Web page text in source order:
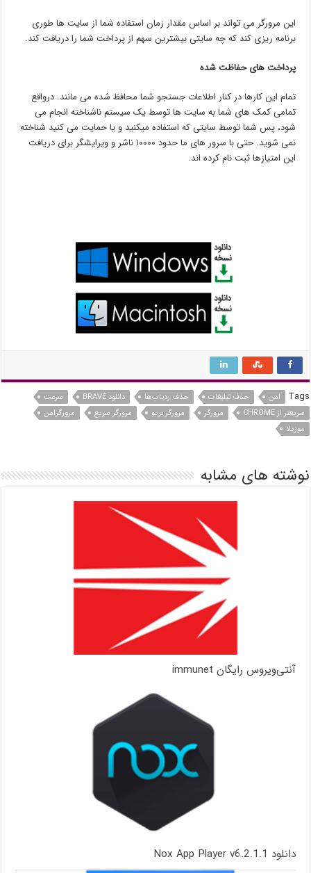
این مرورگر می تواند بر اساس مقدار زمان استفاده شما از سایت ها طوری
برنامه ریزی کند که چه سایتی بیشترین سهم از پرداخت شما را دریافت کند.
پرداخت های حفاظت شده
تمام این کارها در کنار اطلاعات جستجو شما محافظ شده می مانند. درواقع
تمامی کمک های شما به سایت ها توسط یک سیستم ناشناخته انجام می
شود، پس شما توسط سایتی که استفاده میکنید و یا حمایت می کنید شناخته
نمی شوید. حتی با سرور های ما حدود ۱۰۰۰۰ ناشر و ویرایشگر برای دریافت
این امتیازها ثبت نام کرده اند.
Tags امن حذف تبلیغات حذف ردیاب‌ها دانلود BRAVE
سرعت
سریعتر از CHROME
مرورگر مرورگر بریو مرورگر سریع
مرورگرامن
موزیلا
نوشته های مشابه
آنتی‌ویروس رایگان immunet
دانلود Nox App Player v6.2.1.1